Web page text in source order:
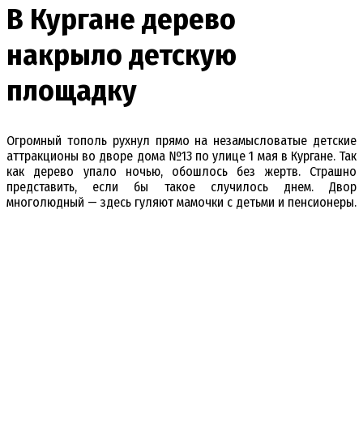
В Кургане дерево
накрыло детскую
площадку
Огромный тополь рухнул прямо на незамысловатые детские
аттракционы во дворе дома №13 по улице 1 мая в Кургане. Так
как дерево упало ночью, обошлось без жертв. Страшно
представить, если бы такое случилось днем. Двор
многолюдный — здесь гуляют мамочки с детьми и пенсионеры.